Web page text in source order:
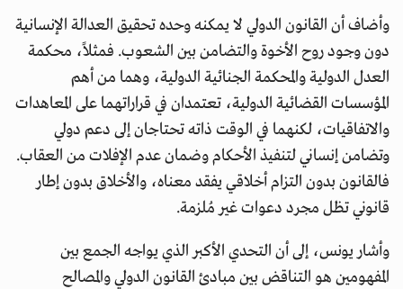
وأضاف أن القانون الدولي لا يمكنه وحده تحقيق العدالة الإنسانية
دون وجود روح الأخوة والتضامن بين الشعوب. فمثلاً، محكمة
العدل الدولية والمحكمة الجنائية الدولية، وهما من أهم
المؤسسات القضائية الدولية، تعتمدان في قراراتهما على المعاهدات
والاتفاقيات، لكنهما في الوقت ذاته تحتاجان إلى دعم دولي
وتضامن إنساني لتنفيذ الأحكام وضمان عدم الإفلات من العقاب.
فالقانون بدون التزام أخلاقي يفقد معناه، والأخلاق بدون إطار
قانوني تظل مجرد دعوات غير مُلزمة.
وأشار يونس، إلى أن التحدي الأكبر الذي يواجه الجمع بين
المفهومين هو التناقض بين مبادئ القانون الدولي والمصالح